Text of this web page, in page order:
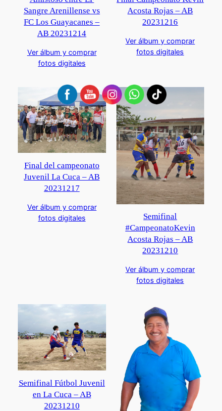
Sangre Arenillense vs
FC Los Guayacanes –
AB 20231214
Ver álbum y comprar
fotos digitales
Acosta Rojas – AB
20231216
Ver álbum y comprar
fotos digitales
Final del campeonato
Juvenil La Cuca – AB
20231217
Ver álbum y comprar
fotos digitales
Semifinal
#CampeonatoKevin
Acosta Rojas – AB
20231210
Ver álbum y comprar
fotos digitales
Semifinal Fútbol Juvenil
en La Cuca – AB
20231210